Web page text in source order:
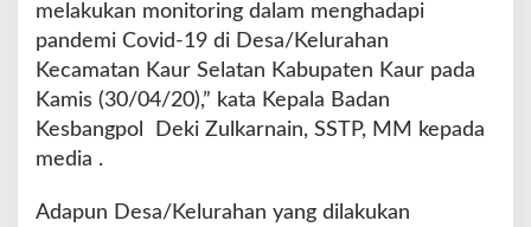
p
o
l
M
melakukan monitoring dalam menghadapi
pandemi Covid-19 di Desa/Kelurahan
Kecamatan Kaur Selatan Kabupaten Kaur pada
Kamis (30/04/20),” kata Kepala Badan
Kesbangpol Deki Zulkarnain, SSTP, MM kepada
media .
Adapun Desa/Kelurahan yang dilakukan